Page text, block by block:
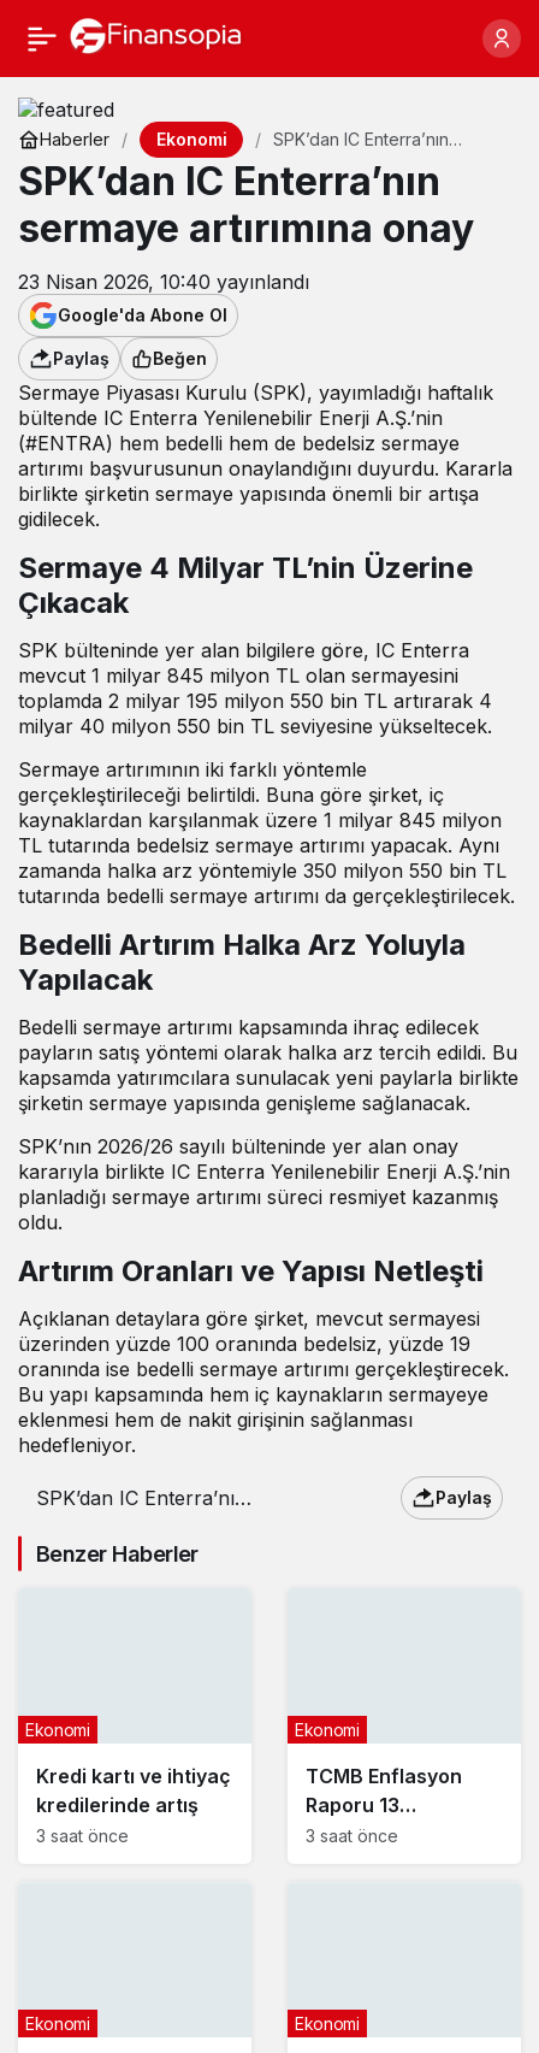
Haberler Ekonomi
SPK’dan IC Enterra’nın
SPK’dan IC Enterra’nın
sermaye artırımına onay
23 Nisan 2026, 10:40 yayınlandı
Google'da Abone Ol
Paylaş Beğen
Sermaye Piyasası Kurulu (SPK), yayımladığı haftalık
bültende IC Enterra Yenilenebilir Enerji A.Ş.’nin
(#ENTRA) hem bedelli hem de bedelsiz sermaye
artırımı başvurusunun onaylandığını duyurdu. Kararla
birlikte şirketin sermaye yapısında önemli bir artışa
gidilecek.
Sermaye 4 Milyar TL’nin Üzerine
Çıkacak
SPK bülteninde yer alan bilgilere göre, IC Enterra
mevcut 1 milyar 845 milyon TL olan sermayesini
toplamda 2 milyar 195 milyon 550 bin TL artırarak 4
milyar 40 milyon 550 bin TL seviyesine yükseltecek.
Sermaye artırımının iki farklı yöntemle
gerçekleştirileceği belirtildi. Buna göre şirket, iç
kaynaklardan karşılanmak üzere 1 milyar 845 milyon
TL tutarında bedelsiz sermaye artırımı yapacak. Aynı
zamanda halka arz yöntemiyle 350 milyon 550 bin TL
tutarında bedelli sermaye artırımı da gerçekleştirilecek.
Bedelli Artırım Halka Arz Yoluyla
Yapılacak
Bedelli sermaye artırımı kapsamında ihraç edilecek
payların satış yöntemi olarak halka arz tercih edildi. Bu
kapsamda yatırımcılara sunulacak yeni paylarla birlikte
şirketin sermaye yapısında genişleme sağlanacak.
SPK’nın 2026/26 sayılı bülteninde yer alan onay
kararıyla birlikte IC Enterra Yenilenebilir Enerji A.Ş.’nin
planladığı sermaye artırımı süreci resmiyet kazanmış
oldu.
Artırım Oranları ve Yapısı Netleşti
Açıklanan detaylara göre şirket, mevcut sermayesi
üzerinden yüzde 100 oranında bedelsiz, yüzde 19
oranında ise bedelli sermaye artırımı gerçekleştirecek.
Bu yapı kapsamında hem iç kaynakların sermayeye
eklenmesi hem de nakit girişinin sağlanması
hedefleniyor.
SPK’dan IC Enterra’nın
onay
Paylaş
Benzer Haberler
Kredi kartı ve ihtiyaç
kredilerinde artış
Ekonomi
3 saat önce
TCMB Enflasyon
Raporu 13
Ağustos’ta
Ekonomi
3 saat önce
Ekonomi Ekonomi